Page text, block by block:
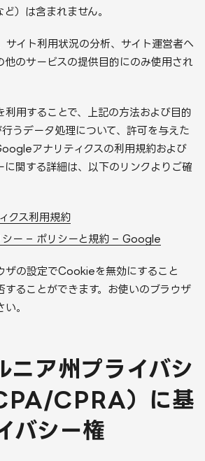
）は含まれません。
サイト利用状況の分析、サイト運営者へ
他のサービスの提供目的にのみ使用され
利用することで、上記の方法および目的
うデータ処理について、許可を与えた
アナリティクスの利用規約および
に関する詳細は、以下のリンクよりご確
クス利用規約
シー – ポリシーと規約 – Google
ザの設定でCookieを無効にすること
することができます。お使いのブラウザ
。
ニア州プライバシ
CPRA）に基
バシー権